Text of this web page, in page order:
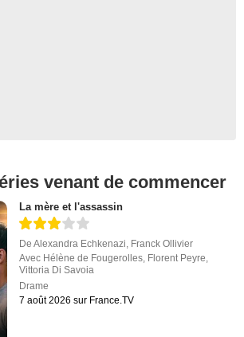
venant de commencer
La mère et l'assassin
DeAlexandra Echkenazi Franck Ollivier
Avec Hélène de Fougerolles Florent Peyre
Vittoria Di Savoia
Drame
7 août 2026 sur France.TV